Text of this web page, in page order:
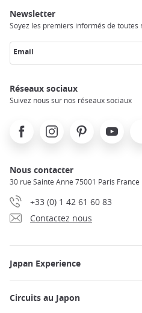
Newsletter
Soyez les premiers informés de
Email
Réseaux sociaux
Suivez nous sur nos réseaux sociaux
FacebookInstagramPinterest Youtube
Nous contacter
30 rue Sainte Anne 75001 Paris France
+33 (0) 1 42 61 60 83
Contactez nous
Japan Experience
Circuits au Japon